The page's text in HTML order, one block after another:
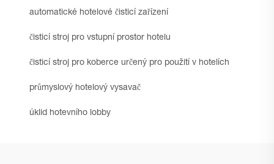
automatické hotelové čisticí zařízení
čisticí stroj pro vstupní prostor hotelu
čisticí stroj pro koberce určený pro použití v hotelích
průmyslový hotelový vysavač
úklid hotevního lobby